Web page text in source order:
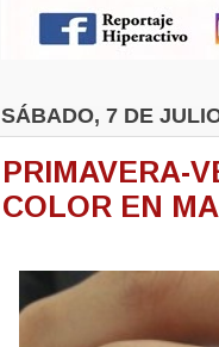
SÁBADO, 7 DE
PRIMAVERA-
COLOR EN